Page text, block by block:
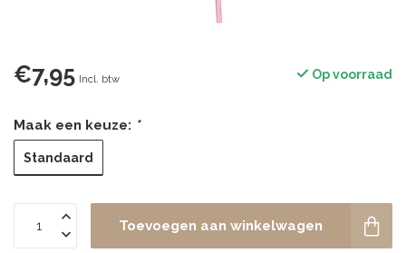
€7,95 Incl. btw Op voorraad
Maak een keuze: *
Standaard
Toevoegen aan winkelwagen